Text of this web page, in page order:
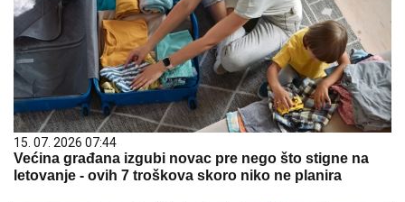
15. 07. 2026 07:44
Većina građana izgubi novac pre nego što stigne na
letovanje - ovih 7 troškova skoro niko ne planira